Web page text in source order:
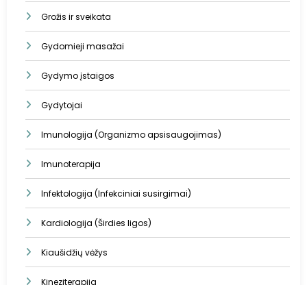
Grožis ir sveikata
Gydomieji masažai
Gydymo įstaigos
Gydytojai
Imunologija (Organizmo apsisaugojimas)
Imunoterapija
Infektologija (Infekciniai susirgimai)
Kardiologija (Širdies ligos)
Kiaušidžių vėžys
Kineziterapija